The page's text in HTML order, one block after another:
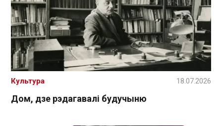
Дом, дзе рэдагавалі будучыню
Культура 18.07.2026